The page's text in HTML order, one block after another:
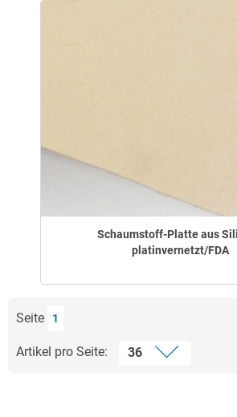
Schaumstoff-Platte aus
platinvernetzt/FDA
Seite 1
Artikel pro Seite: